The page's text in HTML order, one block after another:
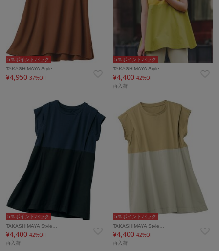
5％ポイントバック
TAKASHIMAYA Style…
¥4,950 37%OFF
5％ポイントバック
TAKASHIMAYA Style…
¥4,40042%OFF
再入荷
5％ポイントバック
TAKASHIMAYA Style…
¥4,400 42%OFF
再入荷
5％ポイントバック
TAKASHIMAYA Style…
¥4,40042%OFF
再入荷